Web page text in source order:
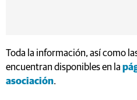
Toda la información, así como
encuentran disponibles en la
asociación.